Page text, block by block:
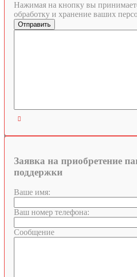
Нажимая на кнопку вы
обработку и хранение ваших

Заявка на приобретение
поддержки
Ваше имя:
Ваш номер телефона:
Сообщение